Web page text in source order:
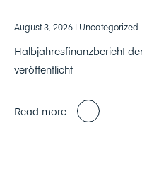
August 3, 2026 | Uncategorized
Halbjahresfinanzbericht
veröffentlicht
Read more